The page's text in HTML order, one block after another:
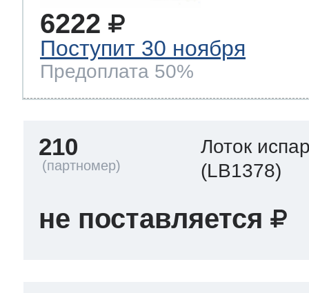
6222
Поступит 30 ноября
Предоплата 50%
210
Лоток
(LB1378)
не поставляется